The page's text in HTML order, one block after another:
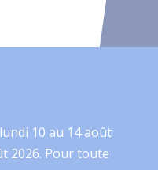
Accéder
10 au 14 août
2026. Pour toute